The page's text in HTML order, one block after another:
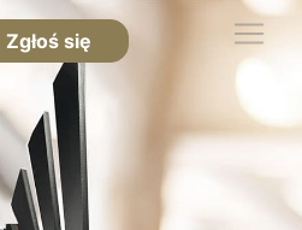
Zgłoś się